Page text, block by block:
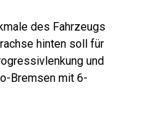
des Fahrzeugs
hinten soll für
und
Bremsen mit 6-